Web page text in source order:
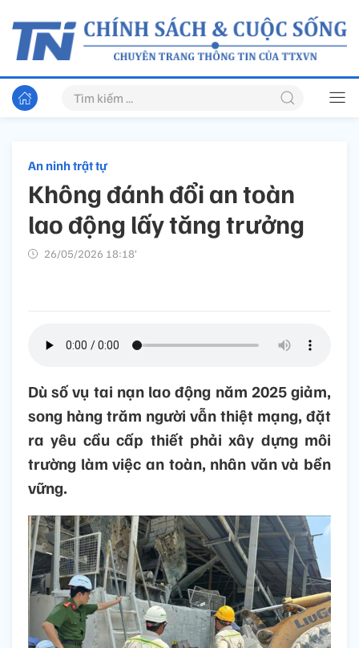
An ninh trật tự
Không đánh đổi an toàn
lao động lấy tăng trưởng
26/05/2026 18:18’
Dù số vụ tai nạn lao động năm 2025 giảm,
song hàng trăm người vẫn thiệt mạng, đặt
ra yêu cầu cấp thiết phải xây dựng môi
trường làm việc an toàn, nhân văn và bền
vững.